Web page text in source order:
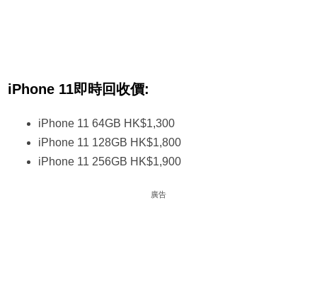
iPhone 11即時回收價:
iPhone 11 64GB HK$1,300
iPhone 11 128GB HK$1,800
iPhone 11 256GB HK$1,900
廣告